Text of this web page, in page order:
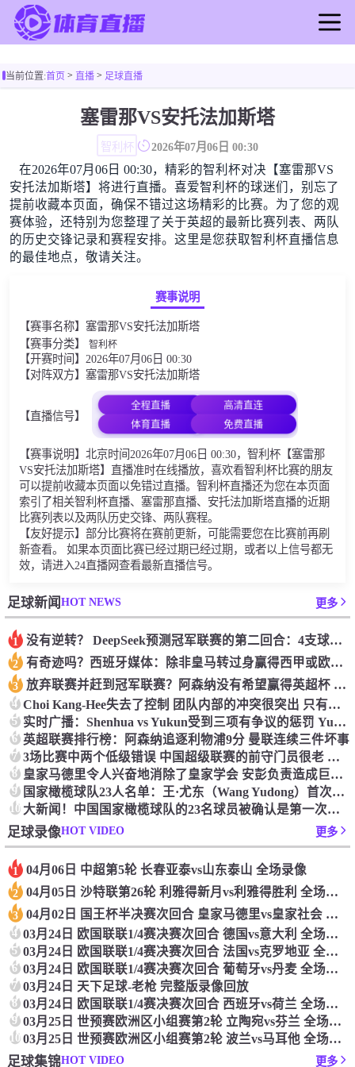
足球直播
足球新闻
篮球新闻
当前位置:首页> 直播> 足球直播
塞雷那VS安托法加斯塔
智利杯 2026年07月06日 00:30
在2026年07月06日 00:30，精彩的智利杯对决【塞雷那VS
安托法加斯塔】将进行直播。喜爱智利杯的球迷们，别忘了
提前收藏本页面，确保不错过这场精彩的比赛。为了您的观
赛体验，还特别为您整理了关于英超的最新比赛列表、两队
的历史交锋记录和赛程安排。这里是您获取智利杯直播信息
的最佳地点，敬请关注。
赛事说明
【赛事名称】塞雷那VS安托法加斯塔
【赛事分类】 智利杯
【开赛时间】2026年07月06日 00:30
【对阵双方】塞雷那VS安托法加斯塔
【直播信号】
全程直播
高清直连
体育直播
免费直播
【赛事说明】北京时间2026年07月06日 00:30，智利杯【塞雷那
VS安托法加斯塔】直播准时在线播放，喜欢看智利杯比赛的朋友
可以提前收藏本页面以免错过直播。智利杯直播还为您在本页面
索引了相关智利杯直播、塞雷那直播、安托法加斯塔直播的近期
比赛列表以及两队历史交锋、两队赛程。
【友好提示】部分比赛将在赛前更新，可能需要您在比赛前再刷
新查看。 如果本页面比赛已经过期已经过期，或者以上信号都无
效，请进入24直播网查看最新直播信号。
足球新闻HOT NEWS 更多
1 没有逆转？ DeepSeek预测冠军联赛的第二回合：4支球队在第一回合中获胜 枪手输了
2 有奇迹吗？西班牙媒体：除非皇马转过身赢得西甲或欧洲冠军
3 放弃联赛并赶到冠军联赛？阿森纳没有希望赢得英超杯 赢得欧洲冠军的可能性
4 Choi Kang-Hee失去了控制 团队内部的冲突很突出 只有一个人可以从水火中拯救崔孔
5 实时广播：Shenhua vs Yukun受到三项有争议的惩罚 Yukun将向中国足球联合会提出投诉
6 英超联赛排行榜：阿森纳追逐利物浦9分 曼联连续三件坏事
7 3场比赛中两个低级错误 中国超级联赛的前守门员很老 是时候让位了 最好的继任者出现
8 皇家马德里令人兴奋地消除了皇家学会 安彭负责造成巨大的灾难！
9 国家橄榄球队23人名单：王·尤东（Wang Yudong）首次被选为第11名 塞吉尼奥（Serginho）在名单上
10 大新闻！中国国家橄榄球队的23名球员被确认是第一次进入阵容
足球录像HOT VIDEO 更多
1 04月06日 中超第5轮 长春亚泰vs山东泰山 全场录像
2 04月05日 沙特联第26轮 利雅得新月vs利雅得胜利 全场录像
3 04月02日 国王杯半决赛次回合 皇家马德里vs皇家社会 全场录像
4 03月24日 欧国联联1/4赛决赛次回合 德国vs意大利 全场录像回放
5 03月24日 欧国联联1/4赛决赛次回合 法国vs克罗地亚 全场录像回放
6 03月24日 欧国联联1/4赛决赛次回合 葡萄牙vs丹麦 全场录像回放
7 03月24日 天下足球-老枪 完整版录像回放
8 03月24日 欧国联联1/4赛决赛次回合 西班牙vs荷兰 全场录像回放
9 03月25日 世预赛欧洲区小组赛第2轮 立陶宛vs芬兰 全场录像回放
10 03月25日 世预赛欧洲区小组赛第2轮 波兰vs马耳他 全场录像回放
足球集锦HOT VIDEO 更多